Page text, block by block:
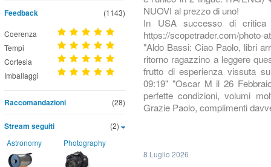
Feedback (1143)
Coerenza
Tempi
Cortesia
Imballaggi
(28)
Raccomandazioni
(2)
Stream seguiti
Astronomy Photography
NUOVI al prezzo di uno!
In USA successo di
https://scopetrader.com/photo-
"Aldo Bassi: Ciao Paolo, libri
ritorno ragazzino a leggere
frutto di esperienza vissuta
09:19" "Oscar M il 26
perfette condizioni, volumi
Grazie Paolo, complimenti
8 Luglio 2026